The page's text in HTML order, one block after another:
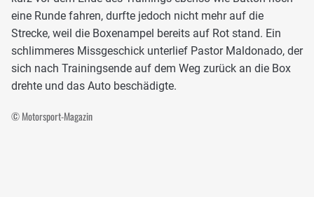
eine Runde fahren, durfte jedoch nicht mehr auf die
Strecke, weil die Boxenampel bereits auf Rot stand. Ein
schlimmeres Missgeschick unterlief Pastor Maldonado, der
sich nach Trainingsende auf dem Weg zurück an die Box
drehte und das Auto beschädigte.
© Motorsport-Magazin